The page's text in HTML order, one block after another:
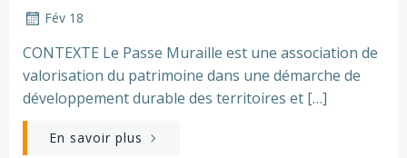
Fév 18
CONTEXTE Le Passe Muraille est une association de
valorisation du patrimoine dans une démarche de
développement durable des territoires et […]
En savoir plus